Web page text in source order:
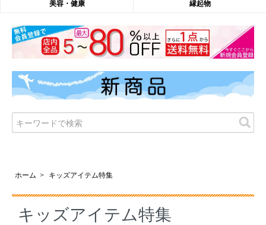
美容・健康 縁起物
ホーム > キッズアイテム特集
キッズアイテム特集